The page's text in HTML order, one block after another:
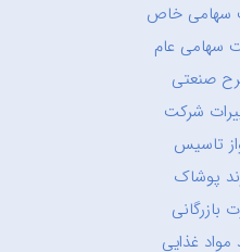
سهامی خاص
سهامی عام
صنعتی
شرکت
تاسیس
پوشاک
بازرگانی
مواد غذایی